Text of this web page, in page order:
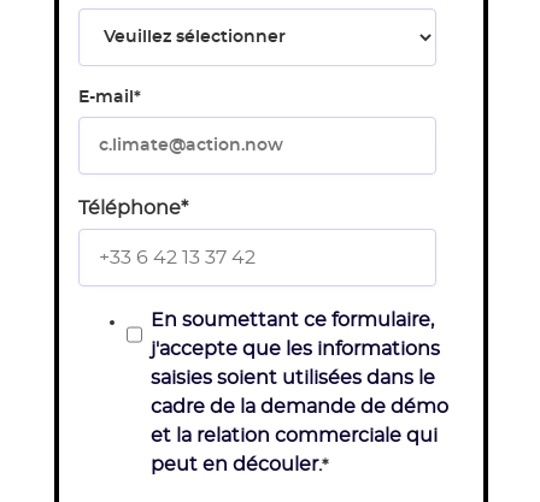
E-mail *
Téléphone*
En soumettant ce formulaire,
j'accepte que les informations
saisies soient utilisées dans le
cadre de la demande de démo
et la relation commerciale qui
peut en découler.*